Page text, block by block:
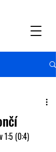
1:5 (0:4)